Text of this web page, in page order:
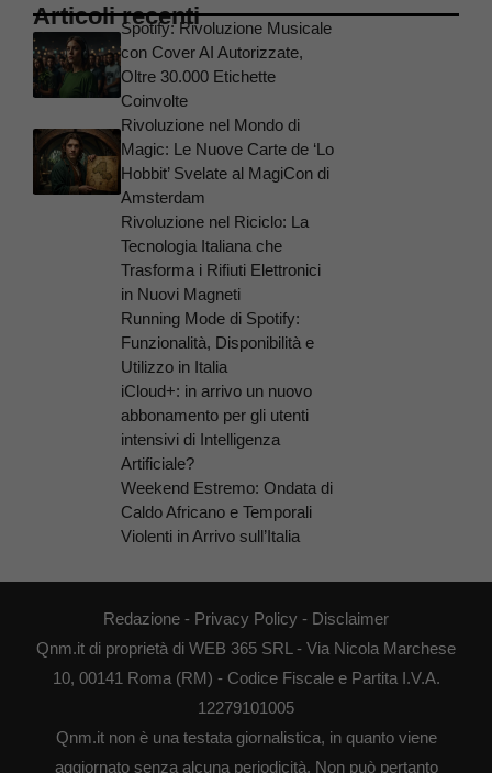
Articoli recentiSpotify: Rivoluzione Musicale
con Cover AI Autorizzate,
Oltre 30.000 Etichette
Coinvolte
Rivoluzione nel Mondo di
Magic: Le Nuove Carte de ‘Lo
Hobbit’ Svelate al MagiCon di
Amsterdam
Rivoluzione nel Riciclo: La
Tecnologia Italiana che
Trasforma i Rifiuti Elettronici
in Nuovi Magneti
Running Mode di Spotify:
Funzionalità, Disponibilità e
Utilizzo in Italia
iCloud+: in arrivo un nuovo
abbonamento per gli utenti
intensivi di Intelligenza
Artificiale?
Weekend Estremo: Ondata di
Caldo Africano e Temporali
Violenti in Arrivo sull’Italia
Redazione - Privacy Policy - Disclaimer
Qnm.it di proprietà di WEB 365 SRL - Via Nicola Marchese
10, 00141 Roma (RM) - Codice Fiscale e Partita I.V.A.
12279101005
Qnm.it non è una testata giornalistica, in quanto viene
aggiornato senza alcuna periodicità. Non può pertanto